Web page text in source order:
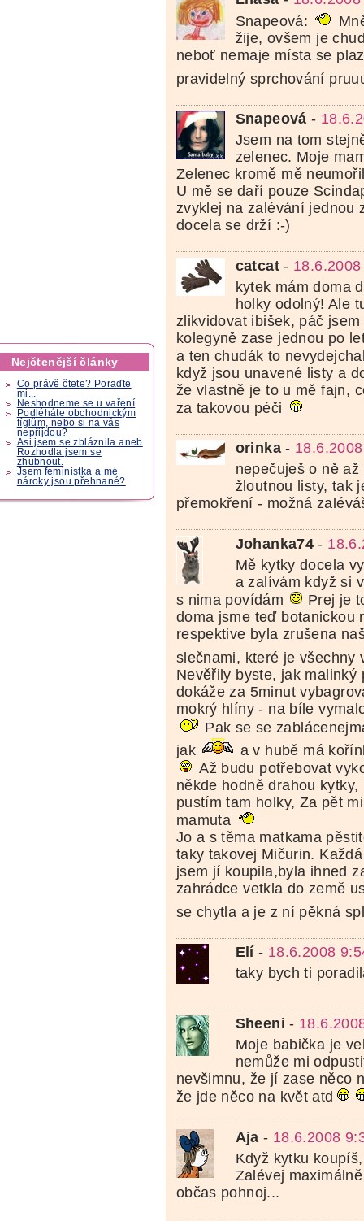
Nejčtenější články
Co právě čtete? Poraďte
mi...
Neshodneme se u vaření
Podléháte obchodnickým
fíglům, nebo si na vás
nepřijdou?
Asi jsem se zbláznila aneb
Rozhodla jsem se
zhubnout.
Jsem feministka a mé
nároky jsou přehnané?
Snapeová:
žije, ovšem je
neboť nemaje místa se
pravidelný sprchování
Snapeová -
Jsem na tom
zelenec. Moje
Zelenec kromě mě
U mě se daří pouze
zvyklej na zalévání jednou
docela se drží :-)
catcat-
kytek mám doma
holky odolný! Ale
zlikvidovat ibišek, páč
kolegyně zase jednou po
a ten chudák to
když jsou unavené listy a
že vlastně je to u mě fajn,
za takovou péči
orinka-
nepečuješ o ně
žloutnou listy, tak
přemokření - možná
Johanka74 -
Mě kytky docela
a zalívám když si
s nima povídám
Prej je
doma jsme teď botanickou
respektive byla zrušena
slečnami, které je všechny
Nevěřily byste, jak malinký
dokáže za 5minut
mokrý hlíny - na bíle
Pak se se
jak
a v hubě má
Až budu potřebovat
někde hodně drahou
pustím tam holky, Za pět
mamuta
Jo a s těma matkama
taky takovej Mičurin.
jsem jí koupila,byla ihned
zahrádce vetkla do země
se chytla a je z ní pěkná
Elí - 18.6.2008
taky bych ti
Sheeni -
Moje babička je
nemůže mi
nevšimnu, že jí zase něco
že jde něco na květ atd
Aja - 18.6.2008
Když kytku
Zalévej
občas pohnoj...